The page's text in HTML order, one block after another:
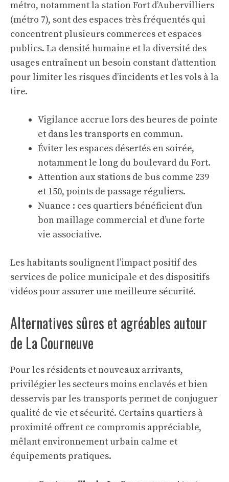
métro, notamment la station Fort d’Aubervilliers
(métro 7), sont des espaces très fréquentés qui
concentrent plusieurs commerces et espaces
publics. La densité humaine et la diversité des
usages entraînent un besoin constant d’attention
pour limiter les risques d’incidents et les vols à la
tire.
Vigilance accrue lors des heures de pointe
et dans les transports en commun.
Éviter les espaces désertés en soirée,
notamment le long du boulevard du Fort.
Attention aux stations de bus comme 239
et 150, points de passage réguliers.
Nuance : ces quartiers bénéficient d’un
bon maillage commercial et d’une forte
vie associative.
Les habitants soulignent l’impact positif des
services de police municipale et des dispositifs
vidéos pour assurer une meilleure sécurité.
Alternatives sûres et agréables autour
de La Courneuve
Pour les résidents et nouveaux arrivants,
privilégier les secteurs moins enclavés et bien
desservis par les transports permet de conjuguer
qualité de vie et sécurité. Certains quartiers à
proximité offrent ce compromis appréciable,
mêlant environnement urbain calme et
équipements pratiques.